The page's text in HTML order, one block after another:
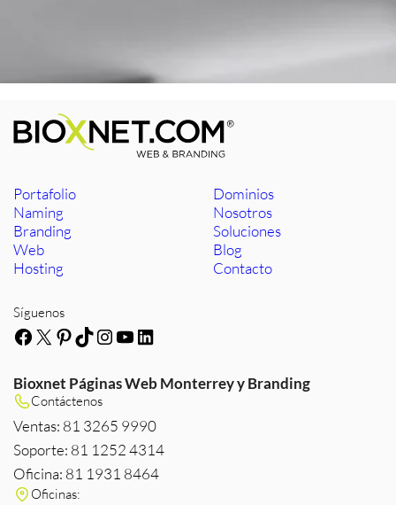
Portafolio
Naming
Branding
Web
Hosting
Dominios
Nosotros
Soluciones
Blog
Contacto
Síguenos
Facebook
X Pinterest
TikTok
Instagram
YouTube
LinkedIn
Bioxnet Páginas Web Monterrey y Branding
Contáctenos
Ventas: 81 3265 9990
Soporte: 81 1252 4314
Oficina: 81 1931 8464
Oficinas: